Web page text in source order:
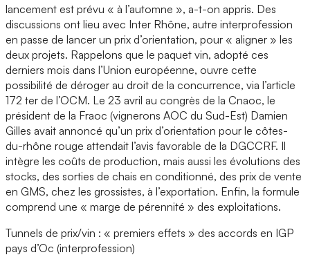
lancement est prévu « à l’automne », a-t-on appris. Des
discussions ont lieu avec Inter Rhône, autre interprofession
en passe de lancer un prix d’orientation, pour « aligner » les
deux projets. Rappelons que le paquet vin, adopté ces
derniers mois dans l’Union européenne, ouvre cette
possibilité de déroger au droit de la concurrence, via l’article
172 ter de l’OCM. Le 23 avril au congrès de la Cnaoc, le
président de la Fraoc (vignerons AOC du Sud-Est) Damien
Gilles avait annoncé qu’un prix d’orientation pour le côtes-
du-rhône rouge attendait l’avis favorable de la DGCCRF. Il
intègre les coûts de production, mais aussi les évolutions des
stocks, des sorties de chais en conditionné, des prix de vente
en GMS, chez les grossistes, à l’exportation. Enfin, la formule
comprend une « marge de pérennité » des exploitations.
Tunnels de prix/vin : « premiers effets » des accords en IGP
pays d’Oc (interprofession)